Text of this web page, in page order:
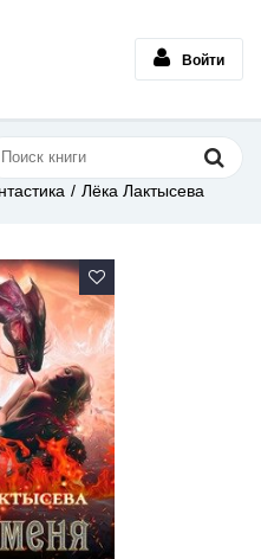
Войти
Лёка Лактысева